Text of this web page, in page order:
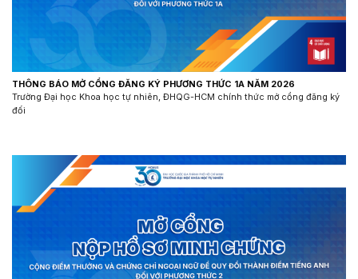
THÔNG BÁO MỞ CỔNG ĐĂNG KÝ PHƯƠNG THỨC 1A NĂM 2026
Trường Đại học Khoa học tự nhiên, ĐHQG-HCM chính thức mở cổng đăng ký
đối